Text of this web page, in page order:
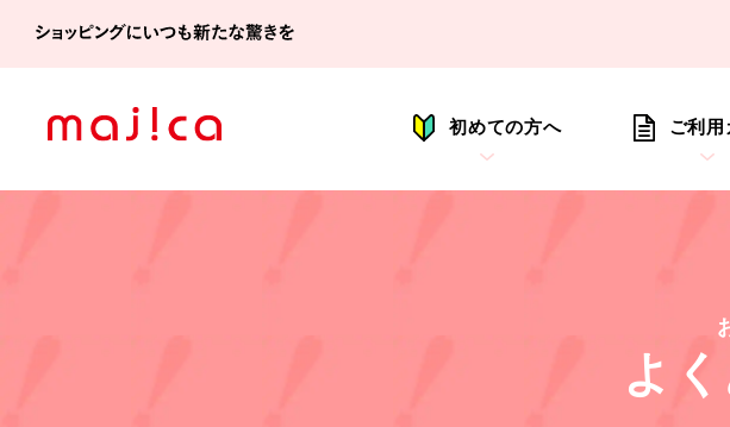
初めての方へ ご利用
よ